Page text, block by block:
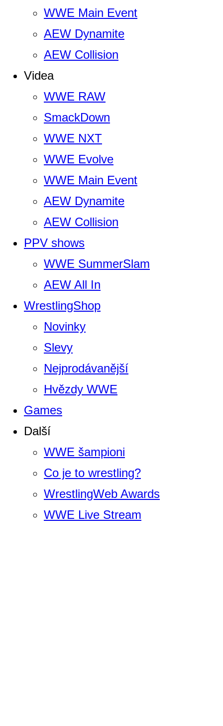
WWE Main Event
AEW Dynamite
AEW Collision
Videa
WWE RAW
SmackDown
WWE NXT
WWE Evolve
WWE Main Event
AEW Dynamite
AEW Collision
PPV shows
WWE SummerSlam
AEW All In
WrestlingShop
Novinky
Slevy
Nejprodávanější
Hvězdy WWE
Games
Další
WWE šampioni
Co je to wrestling?
WrestlingWeb Awards
WWE Live Stream